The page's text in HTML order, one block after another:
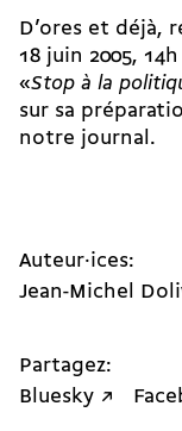
D’ores et déjà,
18 juin 2005,
«Stop à la
sur sa
notre journal.
Auteur·ices:
Jean-Michel
Partagez:
Bluesky ↗